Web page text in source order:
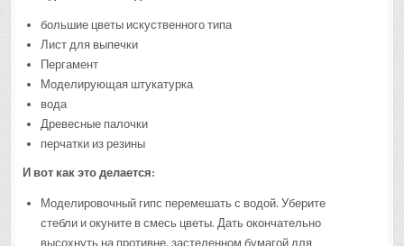
большие цветы искуственного типа
Лист для выпечки
Пергамент
Моделирующая штукатурка
вода
Древесные палочки
перчатки из резины
И вот как это делается:
Моделировочный гипс перемешать с водой. Уберите
стебли и окуните в смесь цветы. Дать окончательно
высохнуть на противне, застеленном бумагой для